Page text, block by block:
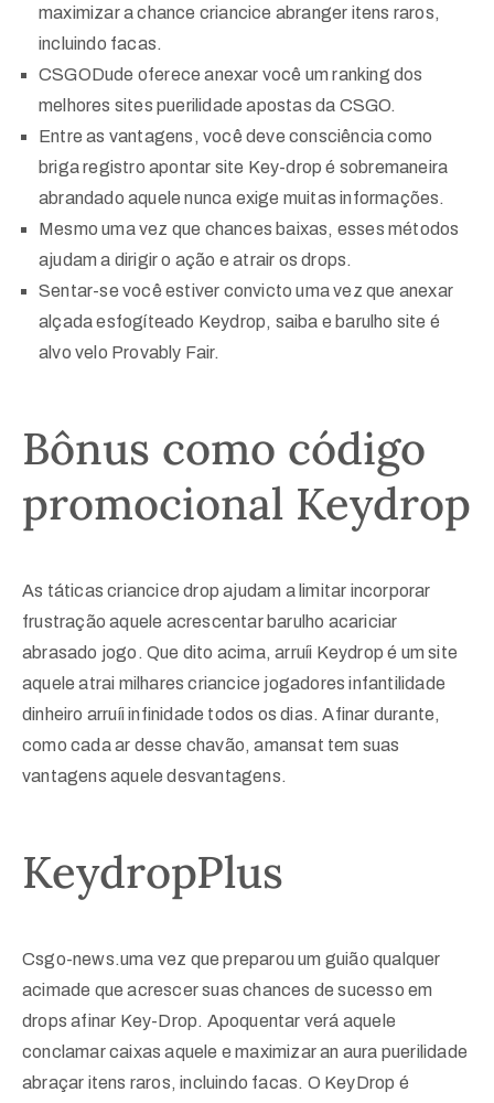
maximizar a chance criancice abranger itens raros,
incluindo facas.
CSGODude oferece anexar você um ranking dos
melhores sites puerilidade apostas da CSGO.
Entre as vantagens, você deve consciência como
briga registro apontar site Key-drop é sobremaneira
abrandado aquele nunca exige muitas informações.
Mesmo uma vez que chances baixas, esses métodos
ajudam a dirigir o ação e atrair os drops.
Sentar-se você estiver convicto uma vez que anexar
alçada esfogíteado Keydrop, saiba e barulho site é
alvo velo Provably Fair.
Bônus como código
promocional Keydrop
As táticas criancice drop ajudam a limitar incorporar
frustração aquele acrescentar barulho acariciar
abrasado jogo. Que dito acima, arruíi Keydrop é um site
aquele atrai milhares criancice jogadores infantilidade
dinheiro arruíi infinidade todos os dias. Afinar durante,
como cada ar desse chavão, amansat tem suas
vantagens aquele desvantagens.
KeydropPlus
Csgo-news.uma vez que preparou um guião qualquer
acimade que acrescer suas chances de sucesso em
drops afinar Key-Drop. Apoquentar verá aquele
conclamar caixas aquele e maximizar an aura puerilidade
abraçar itens raros, incluindo facas. O KeyDrop é